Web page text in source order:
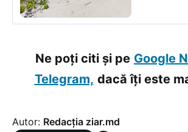
Ne poți citi și pe Google
Telegram, dacă îți este
Autor: Redacția ziar.md